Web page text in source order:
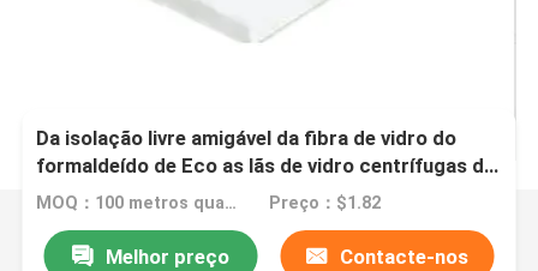
Da isolação livre amigável da fibra de vidro do
formaldeído de Eco as lãs de vidro centrífugas do
OEM sentiram
MOQ：100 metros quadrados Preço：$1.82
Melhor preço Contacte-nos